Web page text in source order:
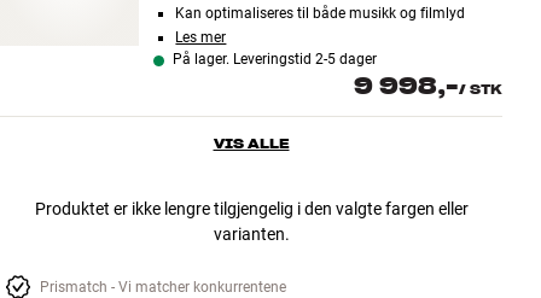
Kan optimaliseres til både musikk og filmlyd
Les mer
På lager. Leveringstid 2-5 dager
9 998,-/ STK
VIS ALLE
Produktet er ikke lengre tilgjengelig i den valgte fargen eller
varianten.
Prismatch - Vi matcher konkurrentene